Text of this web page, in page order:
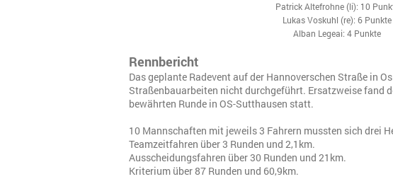
Patrick Altefrohne (li): 10
Lukas Voskuhl (re): 6 Punkte
Alban Legeai: 4 Punkte
Rennbericht
Das geplante Radevent auf der Hannoverschen Straße in
Straßenbauarbeiten nicht durchgeführt. Ersatzweise fand
bewährten Runde in OS-Sutthausen statt.
10 Mannschaften mit jeweils 3 Fahrern mussten sich drei
Teamzeitfahren über 3 Runden und 2,1km.
Ausscheidungsfahren über 30 Runden und 21km.
Kriterium über 87 Runden und 60,9km.